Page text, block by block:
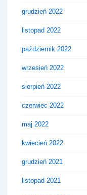
grudzień 2022
listopad 2022
październik 2022
wrzesień 2022
sierpień 2022
czerwiec 2022
maj 2022
kwiecień 2022
grudzień 2021
listopad 2021